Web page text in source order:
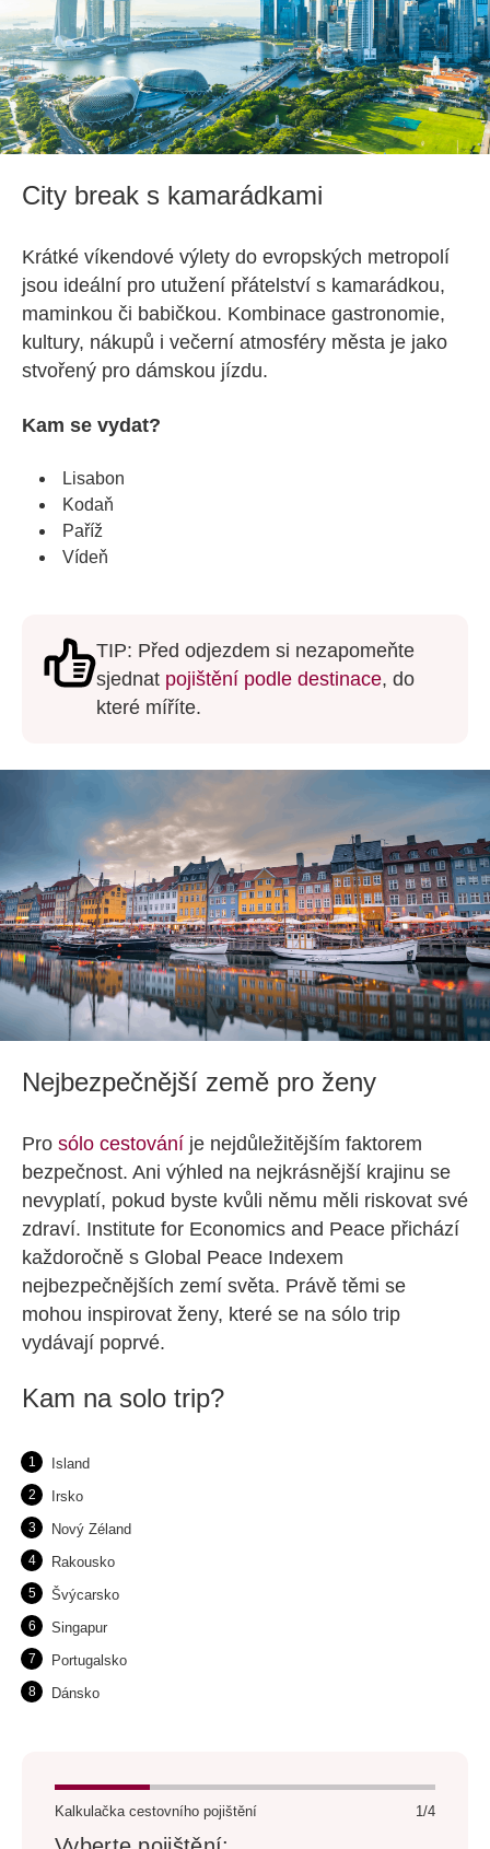
City break s kamarádkami
Krátké víkendové výlety do evropských metropolí
jsou ideální pro utužení přátelství s kamarádkou,
maminkou či babičkou. Kombinace gastronomie,
kultury, nákupů i večerní atmosféry města je jako
stvořený pro dámskou jízdu.
Kam se vydat?
Lisabon
Kodaň
Paříž
Vídeň
TIP: Před odjezdem si nezapomeňte
sjednat pojištění podle destinace, do
které míříte.
Nejbezpečnější země pro ženy
Pro sólo cestování je nejdůležitějším faktorem
bezpečnost. Ani výhled na nejkrásnější krajinu se
nevyplatí, pokud byste kvůli němu měli riskovat své
zdraví. Institute for Economics and Peace přichází
každoročně s Global Peace Indexem
nejbezpečnějších zemí světa. Právě těmi se
mohou inspirovat ženy, které se na sólo trip
vydávají poprvé.
Kam na solo trip?
Island
Irsko
Nový Zéland
Rakousko
Švýcarsko
Singapur
Portugalsko
Dánsko
Kalkulačka cestovního pojištění 1/4